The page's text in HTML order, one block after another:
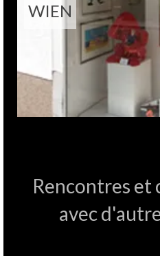
WIEN
Rencontres et
avec